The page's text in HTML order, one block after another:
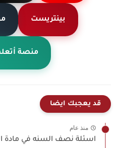
بينتريست
منصة
قد يعجبك ايضا
منذ عام
اسئلة نصف السنه في مادة